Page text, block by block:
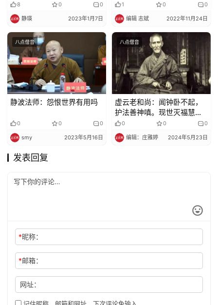
8 0 0
静瑛 2023年1月7日
1 0 0
编辑 志斌 2022年11月24日
八点僧音
静波法师：怨恨世界有用吗
0 0 0
smy 2023年5月16日
八点僧音
虚云老和尚：闻钟卧不起，
护法善神嗔。现世灭福慧，
死后堕蛇身！
0 0 0
编辑：庄雅婷 2024年5月23日
发表回复
*昵称：
*邮箱：
网址：
记住昵称、邮箱和网址，下次评论免输入